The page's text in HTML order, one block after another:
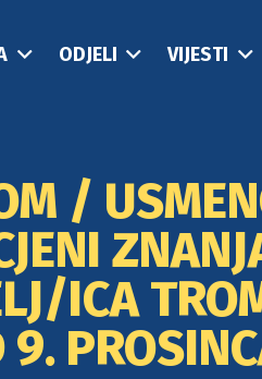
ODJELI VIJESTI
/
ICA
9.